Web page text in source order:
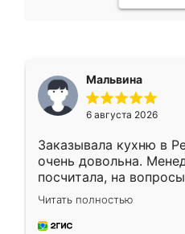
Мальвина
6 августа 2026
Заказывала кухню в
очень довольна.
посчитала, на
Замерщик приехал в
делу со всей
за день, ребята
Читать полностью